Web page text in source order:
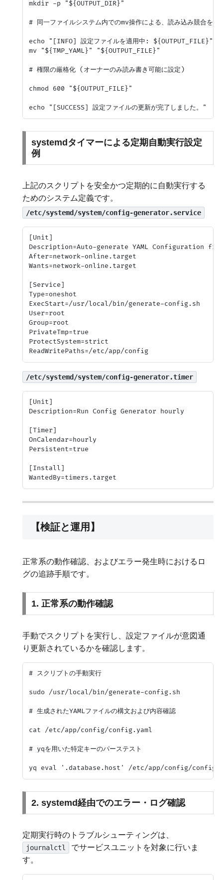
mkdir -p "${OUTPUT_DIR}"
# 同一ファイルシステム内でのmv操作による、読み込み競合を避
echo "[INFO] 設定ファイルを適用中: ${OUTPUT_FILE}"
mv "${TMP_YAML}" "${OUTPUT_FILE}"
# 権限の厳格化 (オーナーのみ読み書き可能に設定)
chmod 600 "${OUTPUT_FILE}"
systemdタイマーによる定期自動実行設定
例
上記のスクリプトを安全かつ定期的に自動実行する
ためのシステム定義です。
/etc/systemd/system/config-generator.service
[Unit]
Description=Auto-generate YAML Configuration from
After=network-online.target
Wants=network-online.target
[Service]
Type=oneshot
ExecStart=/usr/local/bin/generate-config.sh
User=root
Group=root
PrivateTmp=true
ProtectSystem=strict
/etc/systemd/system/config-generator.timer
[Unit]
Description=Run Config Generator hourly
[Timer]
OnCalendar=hourly
Persistent=true
[Install]
【検証と運用】
正常系の動作確認、およびエラー発生時におけるロ
グの追跡手順です。
1. 正常系の動作確認
手動でスクリプトを実行し、設定ファイルが意図通
り更新されているかを確認します。
# スクリプトの手動実行
sudo /usr/local/bin/generate-config.sh
# 生成されたYAMLファイルの構文および内容確認
cat /etc/app/config/config.yaml
# yqを用いた特定キーのパーステスト
2. systemd経由でのエラー・ログ確認
定期実行時のトラブルシューティングは、
journalctl
でサービスユニットを対象に行いま
す。